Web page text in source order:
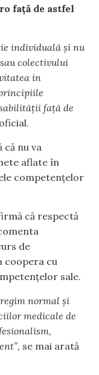
față de astfel
individuală și nu
colectivului
in
față de
nu va
aflate în
competențelor
că respectă
de
coopera cu
sale.
normal și
medicale de
se mai arată